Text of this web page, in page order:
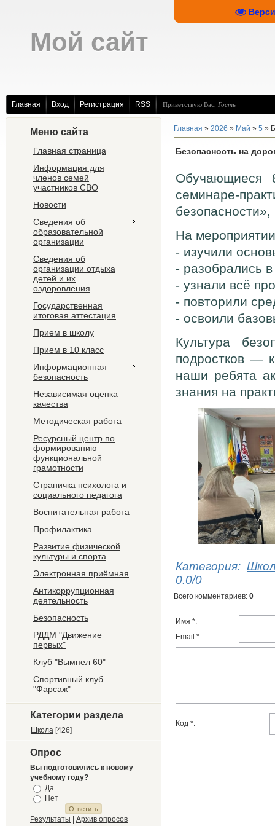
Мой сайт
Главная Вход Регистрация RSS Приветствую Вас Гость
Меню сайта
Главная страница
Информация для
членов семей
участников СВО
Новости
Сведения об
образовательной
организации
Сведения об
организации отдыха
детей и их
оздоровления
Государственная
итоговая аттестация
Прием в школу
Прием в 10 класс
Информационная
безопасность
Независимая оценка
качества
Методическая работа
Ресурсный центр по
формированию
функциональной
грамотности
Страничка психолога и
социального педагога
Воспитательная работа
Профилактика
Развитие физической
культуры и спорта
Электронная приёмная
Антикоррупционная
деятельность
Безопасность
РДДМ "Движение
первых"
Клуб "Вымпел 60"
Спортивный клуб
"Фарсаж"
Категории раздела
Школа [426]
Опрос
Вы подготовились к новому
учебному году?
Да
Нет
Результаты | Архив опросов
Главная » 2026 » Май » 5 »
Безопасность на
Обучающиеся
На
- изучили
- разобрались
- узнали всё
- повторили
- освоили
Культура
подростков —
наши ребята
знания на
Категория:
0.0/0
Всего комментариев: 0
Имя *:
Email *:
Код *: